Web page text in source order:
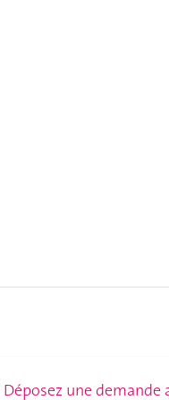
Déposez une demande